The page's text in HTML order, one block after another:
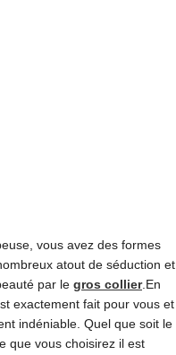
vous avez des formes
atout de séduction et
par le gros collier.En
exactement fait pour vous et
indéniable. Quel que soit le
que vous choisirez il est